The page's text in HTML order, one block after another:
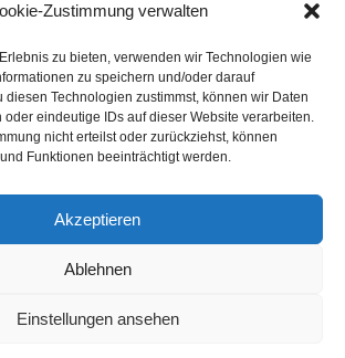
Zustimmung verwalten
zu bieten, verwenden wir Technologien wie
zu speichern und/oder darauf
diesen Technologien zustimmst, können wir Daten
oder eindeutige IDs auf dieser Website verarbeiten.
nicht erteilst oder zurückziehst, können
Funktionen beeinträchtigt werden.
Akzeptieren
Ablehnen
Einstellungen ansehen
GT Masters an. In der neu
Sprint-Serie werden die beiden
und Juliano Holzem ins Steuer des
GT3 greifen. Beide konnten bereits
es uns bedeutet, ins ADAC…